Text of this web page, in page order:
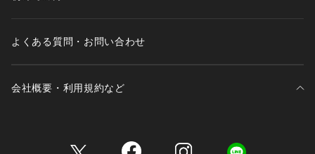
よくある質問・お問い合わせ
会社概要・利用規約など